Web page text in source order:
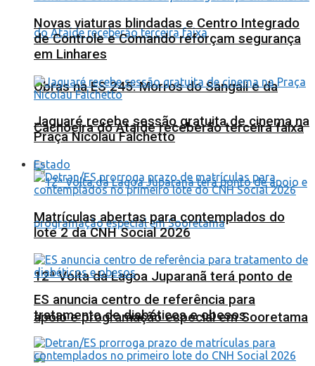
Obras na ES 245: Morros do Sangali e da
Cachoeira do Ataíde receberão terceira faixa
12ª Volta da Lagoa Juparanã terá ponto de
apoio e programação especial em Sooretama
Novas viaturas blindadas e Centro Integrado
de Controle e Comando reforçam segurança
em Linhares
Jaguaré recebe sessão gratuita de cinema na
Praça Nicolau Falchetto
Estado
Matrículas abertas para contemplados do
lote 2 da CNH Social 2026
ES anuncia centro de referência para
tratamento de diabéticos e obesos